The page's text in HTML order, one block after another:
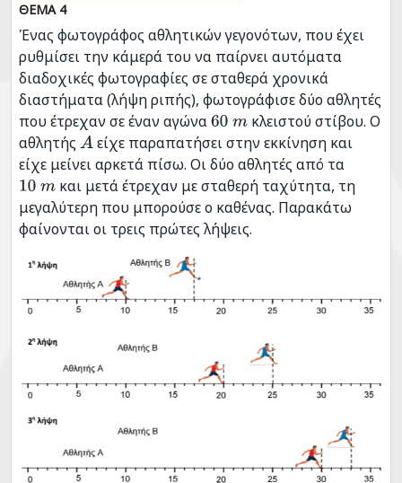
ΘΕΜΑ 4
Ένας φωτογράφος αθλητικών γεγονότων, που έχει
ρυθμίσει την κάμερά του να παίρνει αυτόματα
διαδοχικές φωτογραφίες σε σταθερά χρονικά
διαστήματα (λήψη ριπής), φωτογράφισε δύο αθλητές
που έτρεχαν σε έναν αγώνα60 m κλειστού στίβου. Ο
αθλητής Α είχε παραπατήσει στην εκκίνηση και
είχε μείνει αρκετά πίσω. Οι δύο αθλητές από τα
10 m και μετά έτρεχαν με σταθερή ταχύτητα, τη
μεγαλύτερη που μπορούσε ο καθένας. Παρακάτω
φαίνονται οι τρεις πρώτες λήψεις.